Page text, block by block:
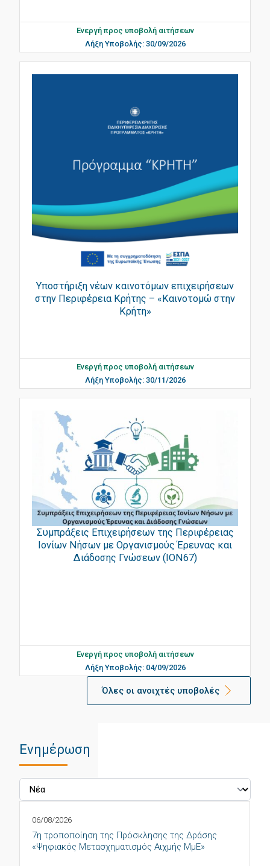
Ενεργή προς υποβολή αιτήσεων
Λήξη Υποβολής: 30/09/2026
Υποστήριξη νέων καινοτόμων επιχειρήσεων
στην Περιφέρεια Κρήτης – «Καινοτομώ στην
Κρήτη»
Ενεργή προς υποβολή αιτήσεων
Λήξη Υποβολής: 30/11/2026
Συμπράξεις Επιχειρήσεων της Περιφέρειας
Ιονίων Νήσων με Οργανισμούς Έρευνας και
Διάδοσης Γνώσεων (ΙΟΝ67)
Ενεργή προς υποβολή αιτήσεων
Λήξη Υποβολής: 04/09/2026
Όλες οι ανοιχτές υποβολές
Ενημέρωση
7η τροποποίηση της Πρόσκλησης της Δράσης
«Ψηφιακός Μετασχηματισμός Αιχμής ΜμΕ»
06/08/2026